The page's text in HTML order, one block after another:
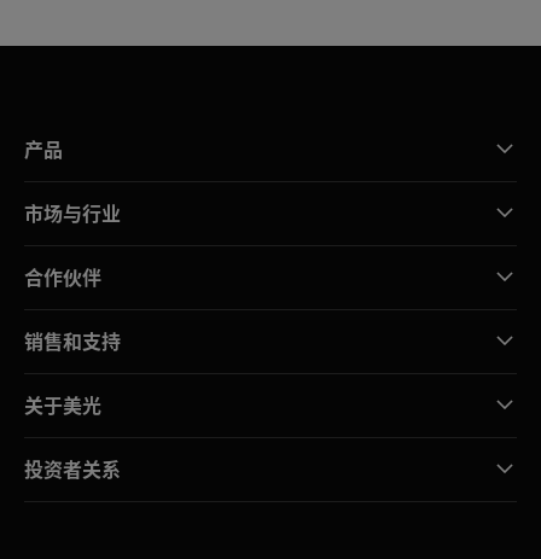
产品
市场与行业
合作伙伴
销售和支持
关于美光
投资者关系